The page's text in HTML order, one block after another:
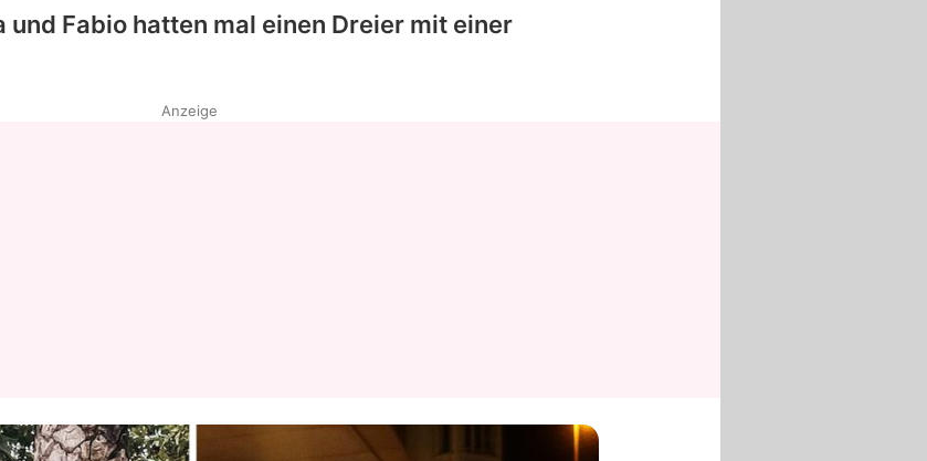
und Fabio hatten mal einen Dreier mit einer
Anzeige